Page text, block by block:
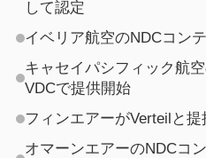
して認定
イベリア航空のNDCコン
キャセイパシフィック航
VDCで提供開始
フィンエアーがVerteilと
オマーンエアーのNDCコ